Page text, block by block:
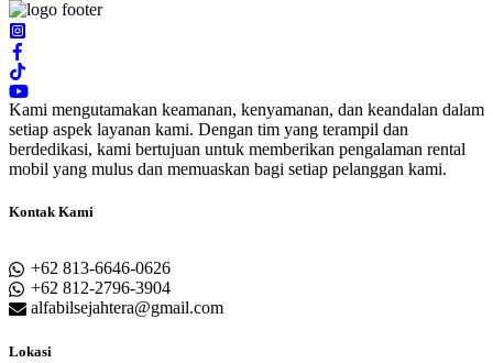
Kami mengutamakan keamanan, kenyamanan, dan keandalan dalam
setiap aspek layanan kami. Dengan tim yang terampil dan
berdedikasi, kami bertujuan untuk memberikan pengalaman rental
mobil yang mulus dan memuaskan bagi setiap pelanggan kami.
Kontak Kami
+62 813-6646-0626
+62 812-2796-3904
alfabilsejahtera@gmail.com
Lokasi